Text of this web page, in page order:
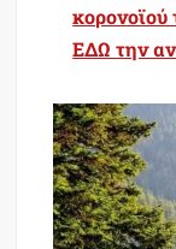
κορονοϊού
ΕΔΩ την